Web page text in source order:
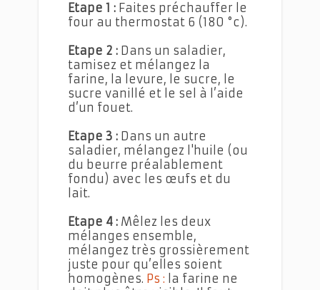
Etape 1 : Faites préchauffer le
four au thermostat 6 (180 °c).
Etape 2 : Dans un saladier,
tamisez et mélangez la
farine, la levure, le sucre, le
sucre vanillé et le sel à l’aide
d’un fouet.
Etape 3 : Dans un autre
saladier, mélangez l'huile (ou
du beurre préalablement
fondu) avec les œufs et du
lait.
Etape 4 : Mêlez les deux
mélanges ensemble,
mélangez très grossièrement
juste pour qu’elles soient
homogènes. Ps : la farine ne